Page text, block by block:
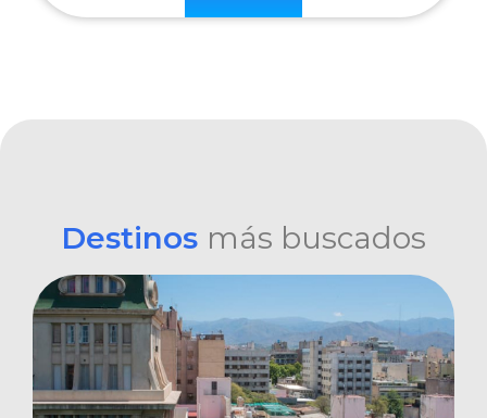
Destinos más buscados